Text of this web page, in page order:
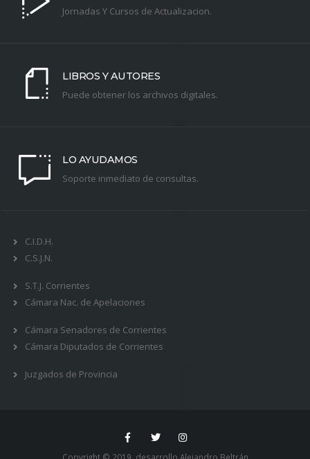
Jornadas Y Cursos de Actualizacion.
LIBROS Y AUTORES
Puede obtener los archivos digitales.
LO AYUDAMOS
Soporte inmediato de consultas.
C.I.D.H.
C.S.J.N.
S.T.J. Corrientes
Cámara Nac. de Apelaciones
Cámara Senadores de Corrientes
Cámara Diputados de Corrientes
Juzgados de Provincia